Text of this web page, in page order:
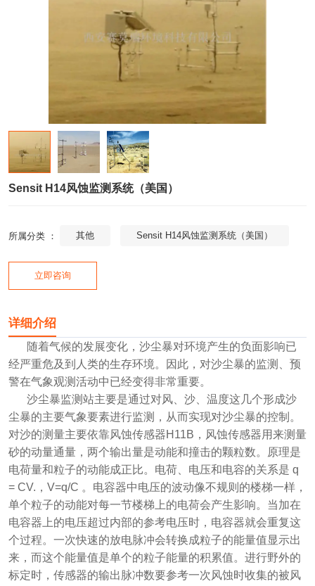
Sensit H14风蚀监测系统（美国）
所属分类 ： 其他 Sensit H14风蚀监测系统（美国）
立即咨询
详细介绍
随着气候的发展变化，沙尘暴对环境产生的负面影响已
经严重危及到人类的生存环境。因此，对沙尘暴的监测、预
警在气象观测活动中已经变得非常重要。
沙尘暴监测站主要是通过对风、沙、温度这几个形成沙
尘暴的主要气象要素进行监测，从而实现对沙尘暴的控制。
对沙的测量主要依靠风蚀传感器H11B，风蚀传感器用来测量
砂的动量通量，两个输出量是动能和撞击的颗粒数。原理是
电荷量和粒子的动能成正比。电荷、电压和电容的关系是 q
= CV.，V=q/C 。电容器中电压的波动像不规则的楼梯一样，
单个粒子的动能对每一节楼梯上的电荷会产生影响。当加在
电容器上的电压超过内部的参考电压时，电容器就会重复这
个过程。一次快速的放电脉冲会转换成粒子的能量值显示出
来，而这个能量值是单个的粒子能量的积累值。进行野外的
标定时，传感器的输出脉冲数要参考一次风蚀时收集的被风